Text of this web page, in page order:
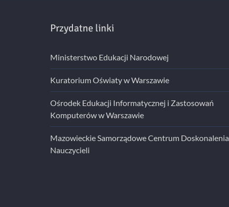
Przydatne linki
Ministerstwo Edukacji Narodowej
Kuratorium Oświaty w Warszawie
Ośrodek Edukacji Informatycznej i Zastosowań
Komputerów w Warszawie
Mazowieckie Samorządowe Centrum Doskonalenia
Nauczycieli